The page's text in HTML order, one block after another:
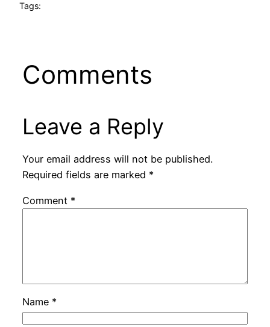
Tags:
Comments
Leave a Reply
Your email address will not be published.
Required fields are marked *
Comment *
Name *